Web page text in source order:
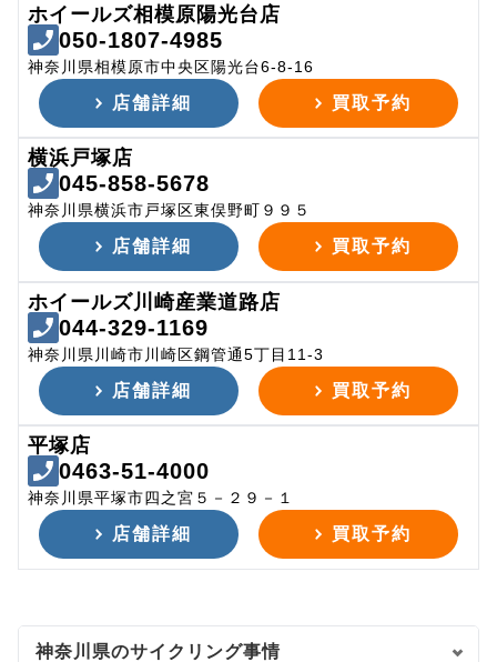
ホイールズ相模原陽光台店
050-1807-4985
神奈川県相模原市中央区陽光台6-8-16
店舗詳細 買取予約
横浜戸塚店
045-858-5678
神奈川県横浜市戸塚区東俣野町９９５
店舗詳細 買取予約
ホイールズ川崎産業道路店
044-329-1169
神奈川県川崎市川崎区鋼管通5丁目11-3
店舗詳細 買取予約
平塚店
0463-51-4000
神奈川県平塚市四之宮５－２９－１
店舗詳細 買取予約
神奈川県のサイクリング事情